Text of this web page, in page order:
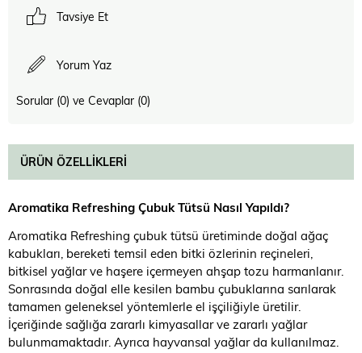
Tavsiye Et
Yorum Yaz
Sorular (0) ve Cevaplar (0)
ÜRÜN ÖZELLIKLERI
Aromatika Refreshing Çubuk Tütsü Nasıl Yapıldı?
Aromatika Refreshing çubuk tütsü üretiminde doğal ağaç
kabukları, bereketi temsil eden bitki özlerinin reçineleri,
bitkisel yağlar ve haşere içermeyen ahşap tozu harmanlanır.
Sonrasında doğal elle kesilen bambu çubuklarına sarılarak
tamamen geleneksel yöntemlerle el işçiliğiyle üretilir.
İçeriğinde sağlığa zararlı kimyasallar ve zararlı yağlar
bulunmamaktadır. Ayrıca hayvansal yağlar da kullanılmaz.